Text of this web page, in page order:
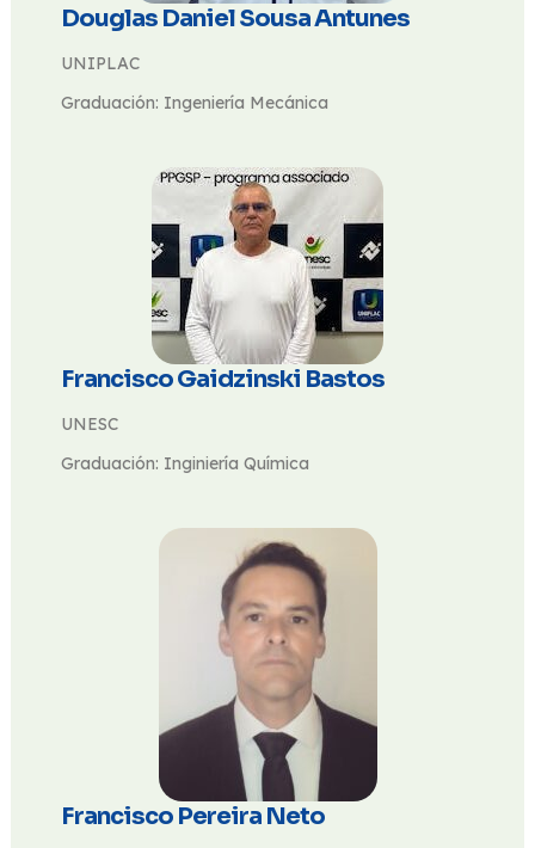
Douglas Daniel Sousa Antunes
UNIPLAC
Graduación: Ingeniería Mecánica
Francisco Gaidzinski Bastos
UNESC
Graduación: Inginiería Química
Francisco Pereira Neto